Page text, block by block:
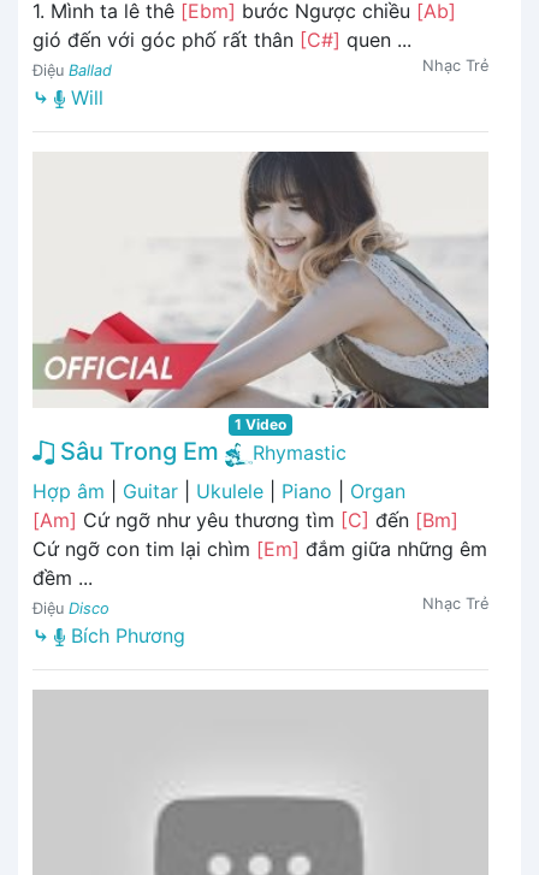
1. Mình ta lê thê [Ebm] bước Ngược chiều [Ab]
gió đến với góc phố rất thân [C#] quen ...
Điệu Ballad Nhạc Trẻ
⤷ Will
1 Video
Sâu Trong Em
Rhymastic
Hợp âm
Guitar Ukulele Piano
Organ
[Am] Cứ ngỡ như yêu thương tìm [C] đến [Bm]
Cứ ngỡ con tim lại chìm [Em] đắm giữa những êm
đềm ...
Điệu Disco Nhạc Trẻ
⤷ Bích Phương